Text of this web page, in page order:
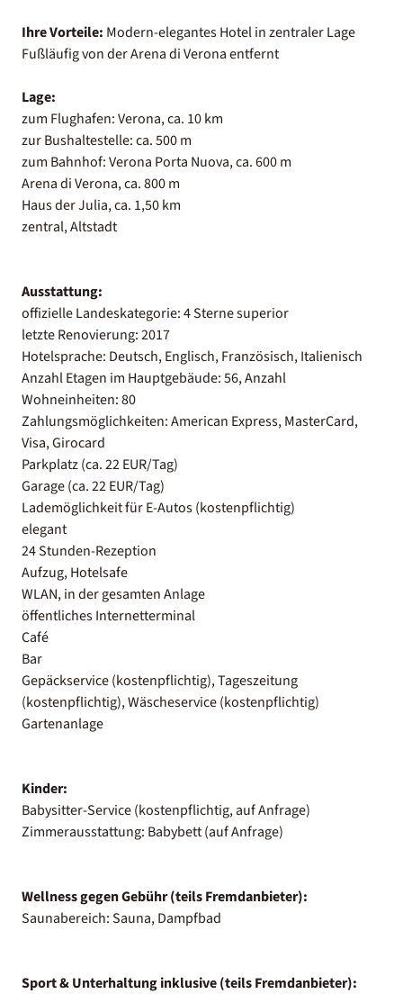
Ihre Vorteile: Modern-elegantes Hotel in zentraler Lage
Fußläufig von der Arena di Verona entfernt
Lage:
zum Flughafen: Verona, ca. 10 km
zur Bushaltestelle: ca. 500 m
zum Bahnhof: Verona Porta Nuova, ca. 600 m
Arena di Verona, ca. 800 m
Haus der Julia, ca. 1,50 km
zentral, Altstadt
Ausstattung:
offizielle Landeskategorie: 4 Sterne superior
letzte Renovierung: 2017
Hotelsprache: Deutsch, Englisch, Französisch, Italienisch
Anzahl Etagen im Hauptgebäude: 56, Anzahl
Wohneinheiten: 80
Zahlungsmöglichkeiten: American Express, MasterCard,
Visa, Girocard
Parkplatz (ca. 22 EUR/Tag)
Garage (ca. 22 EUR/Tag)
Lademöglichkeit für E-Autos (kostenpflichtig)
elegant
24 Stunden-Rezeption
Aufzug, Hotelsafe
WLAN, in der gesamten Anlage
öffentliches Internetterminal
Café
Bar
Gepäckservice (kostenpflichtig), Tageszeitung
(kostenpflichtig), Wäscheservice (kostenpflichtig)
Gartenanlage
Kinder:
Babysitter-Service (kostenpflichtig, auf Anfrage)
Zimmerausstattung: Babybett (auf Anfrage)
Wellness gegen Gebühr (teils Fremdanbieter):
Saunabereich: Sauna, Dampfbad
Sport & Unterhaltung inklusive (teils Fremdanbieter):